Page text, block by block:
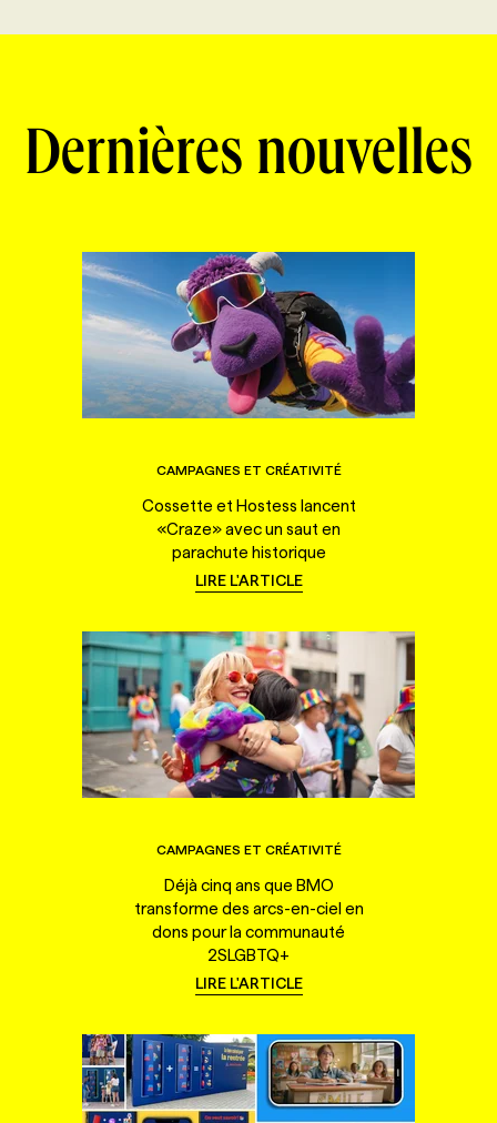
Dernières nouvelles
CAMPAGNES ET CRÉATIVITÉ
Cossette et Hostess lancent
«Craze» avec un saut en
parachute historique
LIRE L'ARTICLE
CAMPAGNES ET CRÉATIVITÉ
Déjà cinq ans que BMO
transforme des arcs-en-ciel en
dons pour la communauté
2SLGBTQ+
LIRE L'ARTICLE